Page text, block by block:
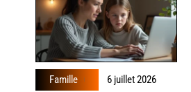
Famille 6 juillet 2026